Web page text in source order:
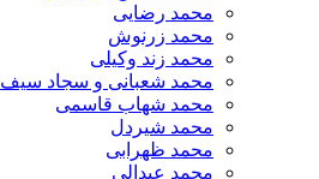
محمد رضایی
محمد زرنوش
محمد زند وکیلی
محمد شعبانی و سجاد سیف
محمد شهاب قاسمی
​محمد شیردل
محمد ظهرابی
محمد عبدالی